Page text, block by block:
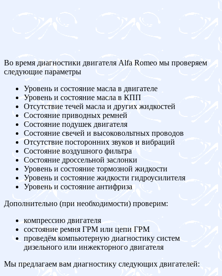
Во время диагностики двигателя Alfa Romeo мы проверяем
следующие параметры
Уровень и состояние масла в двигателе
Уровень и состояние масла в КПП
Отсутствие течей масла и других жидкостей
Состояние приводных ремней
Состояние подушек двигателя
Состояние свечей и высоковольтных проводов
Отсутствие посторонних звуков и вибраций
Состояние воздушного фильтра
Состояние дроссельной заслонки
Уровень и состояние тормозной жидкости
Уровень и состояние жидкости гидроусилителя
Уровень и состояние антифриза
Дополнительно (при необходимости) проверим:
компрессию двигателя
состояние ремня ГРМ или цепи ГРМ
проведём компьютерную диагностику систем
дизельного или инжекторного двигателя
Мы предлагаем вам диагностику следующих двигателей: